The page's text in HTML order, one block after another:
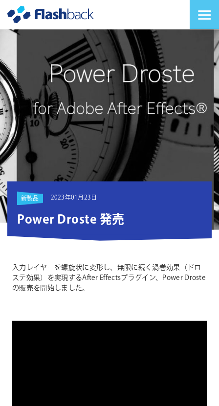
新製品 2023年01月23日
Power Droste 発売
入力レイヤーを螺旋状に変形し、無限に続く渦巻効果（ドロ
ステ効果）を実現するAfter Effectsプラグイン、Power Droste
の販売を開始しました。